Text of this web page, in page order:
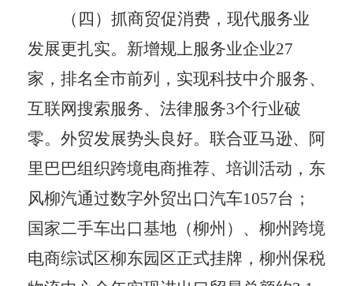
（四）抓商贸促消费，现代服务业
发展更扎实。 新增规上服务业企业27
家，排名全市前列，实现科技中介服务、
互联网搜索服务、法律服务3个行业破
零。外贸发展势头良好。联合亚马逊、阿
里巴巴组织跨境电商推荐、培训活动，东
风柳汽通过数字外贸出口汽车1057台；
国家二手车出口基地（柳州）、柳州跨境
电商综试区柳东园区正式挂牌，柳州保税